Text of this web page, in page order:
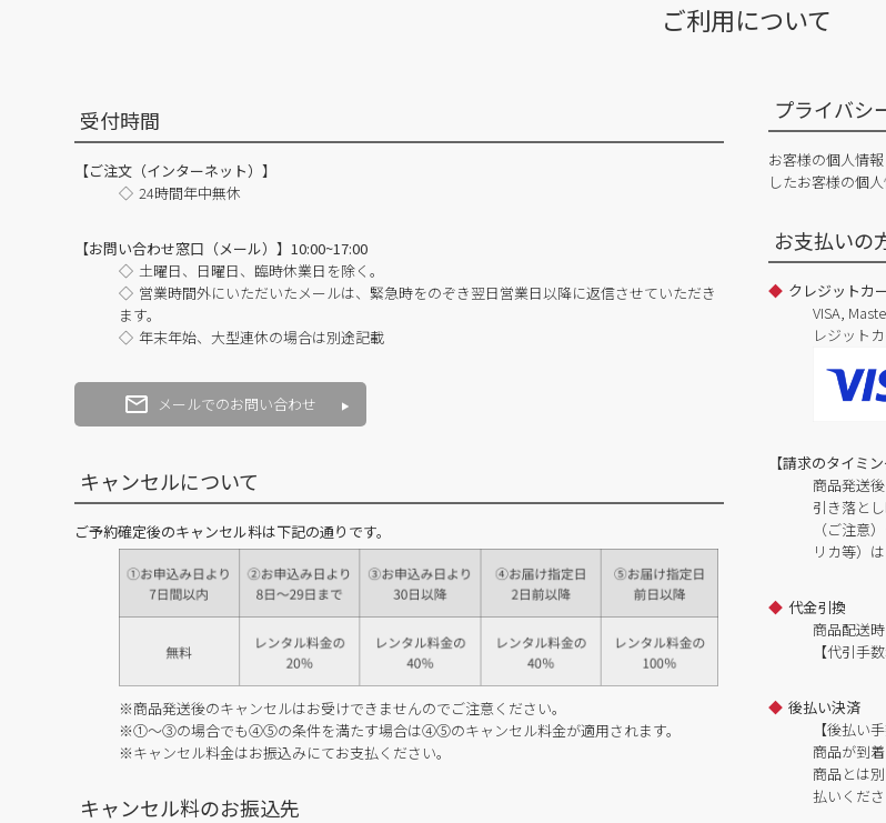
ご利用について
受付時間
【ご注文（インターネット）】
24時間年中無休
【お問い合わせ窓口（メール）】10:00~17:00
土曜日、日曜日、臨時休業日を除く。
営業時間外にいただいたメールは、緊急時をのぞき翌日営業日以降に返信させていただき
ます。
年末年始、大型連休の場合は別途記載
メールでのお問い合わせ
キャンセルについて
ご予約確定後のキャンセル料は下記の通りです。
※商品発送後のキャンセルはお受けできませんのでご注意ください。
※①～③の場合でも④⑤の条件を満たす場合は④⑤のキャンセル料金が適用されます。
※キャンセル料金はお振込みにてお支払ください。
キャンセル料のお振込先
プライバシ
お客様の個人情
したお客様の個
お支払いの
クレジットカ
VISA,
レジット
【請求のタイミ
商品発送
引き落と
（ご注意
リカ等）
代金引換
商品配送
【代引手
後払い決済
【後払い
商品が到
商品とは
払いくださ